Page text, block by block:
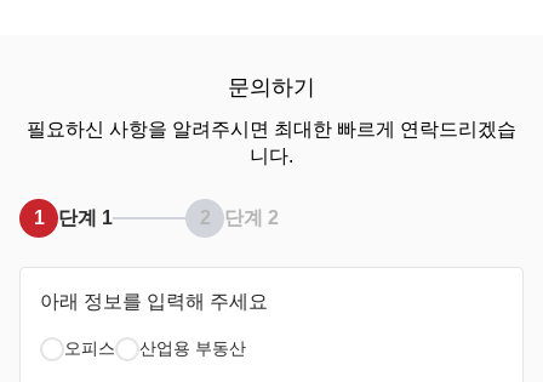
문의하기
필요하신 사항을 알려주시면 최대한 빠르게 연락드리겠습
니다.
1 단계 1 2 단계 2
아래 정보를 입력해 주세요
오피스 산업용 부동산